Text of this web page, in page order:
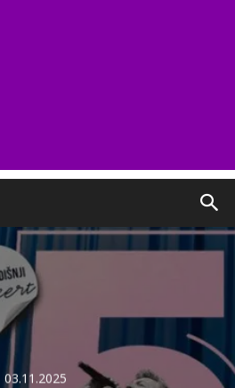
03.11.2025